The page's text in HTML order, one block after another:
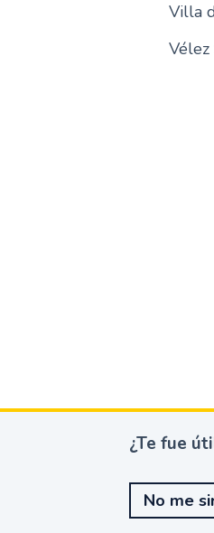
Villa
¿
e
u
¿Te fue
No me